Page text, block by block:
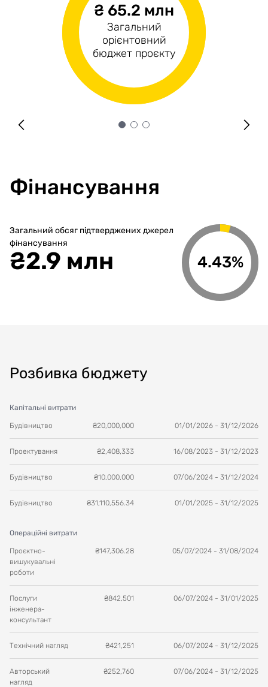
₴ 65.2 млн
Загальний
орієнтовний
бюджет проєкту
₴63.5 млн
Капітальні витрати
₴1.7 млн
Операційні
витрати
Фінансування
Загальний обсяг підтверджених джерел
фінансування
₴2.9 млн 4.43%
Розбивка бюджету
Капітальні витрати
Будівництво ₴20,000,000 01/01/2026 - 31/12/2026
Проектування ₴2,408,333 16/08/2023 - 31/12/2023
Будівництво ₴10,000,000 07/06/2024 - 31/12/2024
Будівництво ₴31,110,556.34 01/01/2025 - 31/12/2025
Операційні витрати
Проєктно-
вишукувальні
роботи
₴147,306.28 05/07/2024 - 31/08/2024
Послуги
інженера-
консультант
₴842,501 06/07/2024 - 31/01/2025
Технічний нагляд ₴421,251 06/07/2024 - 31/12/2025
Авторський
нагляд
₴252,760 07/06/2024 - 31/12/2025